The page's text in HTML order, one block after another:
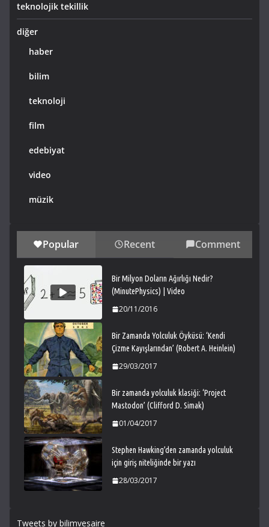
teknolojik tekillik
diğer
haber
bilim
teknoloji
film
edebiyat
video
müzik
Popular Recent Comment
Bir Milyon Doların Ağırlığı Nedir?
(MinutePhysics) | Video
20/11/2016
Bir Zamanda Yolculuk Öyküsü: ‘Kendi
Çizme Kayışlarından’ (Robert A. Heinlein)
29/03/2017
Bir zamanda yolculuk klasiği: ‘Project
Mastodon’ (Clifford D. Simak)
01/04/2017
Stephen Hawking’den zamanda yolculuk
için giriş niteliğinde bir yazı
28/03/2017
Tweets by bilimvesaire